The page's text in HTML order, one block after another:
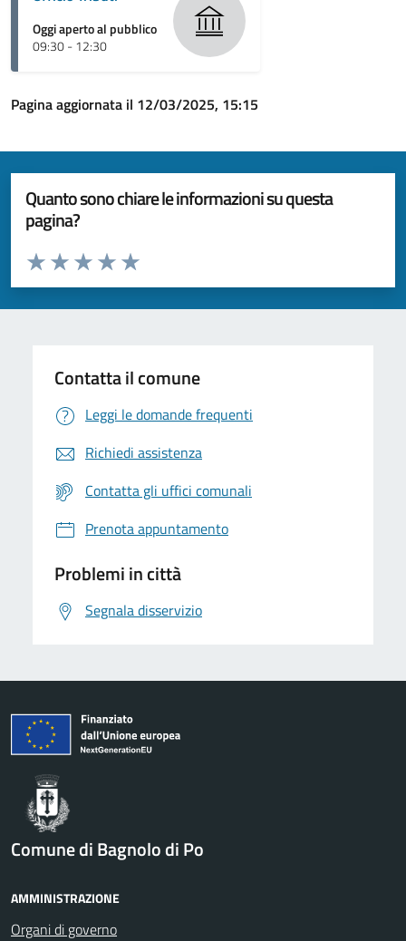
Oggi aperto al pubblico
09:30 - 12:30
Pagina aggiornata il 12/03/2025, 15:15
Quanto sono chiare le informazioni su questa
pagina?
Valuta da 1 a 5 stelle la pagina
Valuta 5 stelle su 5
Valuta 4 stelle su 5
Valuta 3 stelle su 5
Valuta 2 stelle su 5
Valuta 1 stelle su 5
Contatta il comune
Leggi le domande frequenti
Richiedi assistenza
Contatta gli uffici comunali
Prenota appuntamento
Problemi in città
Segnala disservizio
Comune di Bagnolo di Po
AMMINISTRAZIONE
Organi di governo